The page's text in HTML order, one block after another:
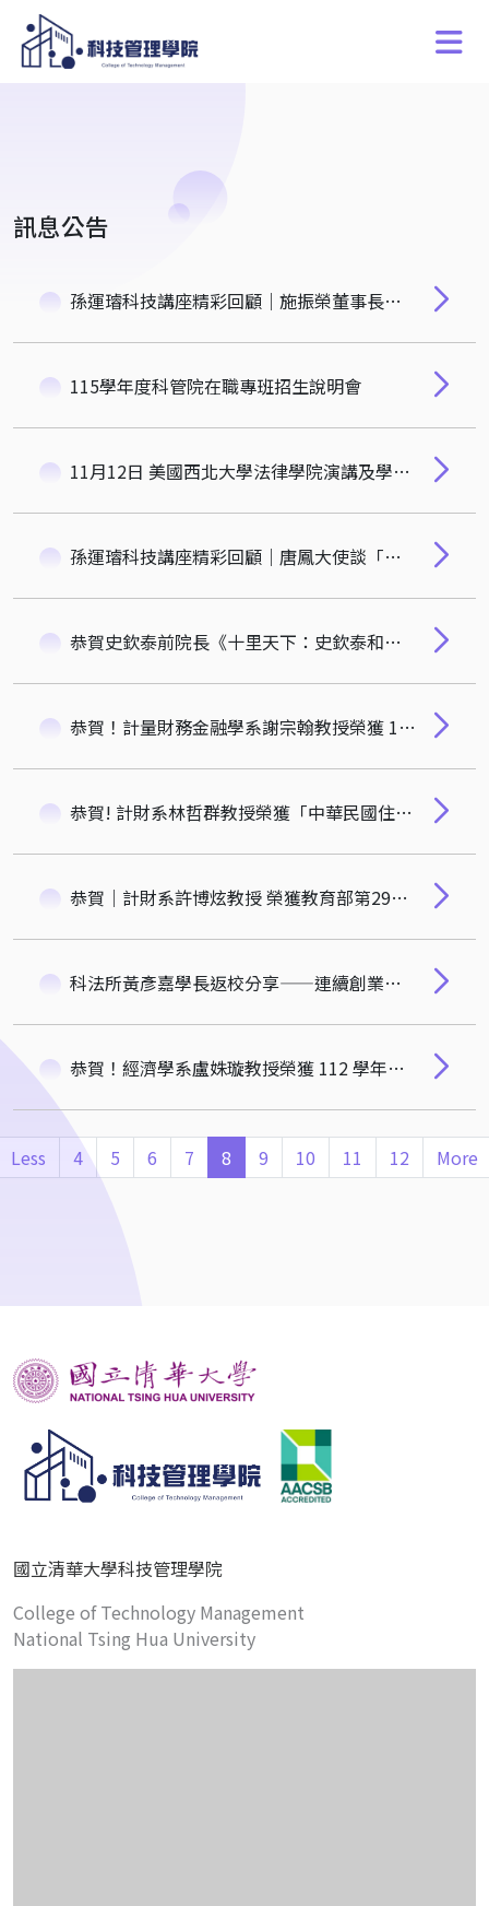
訊息公告
孫運璿科技講座精彩回顧｜施振榮董事長談王道領導與國際觀
115學年度科管院在職專班招生說明會
11月12日 美國西北大學法律學院演講及學程說明會
孫運璿科技講座精彩回顧｜唐鳳大使談「合作式 AI：化衝突為共創」
恭賀史欽泰前院長《十里天下：史欽泰和他的開創時代》新書發表
恭賀！計量財務金融學系謝宗翰教授榮獲 114 年度中華民國自動控制學會「青年自動控制工程獎」
恭賀! 計財系林哲群教授榮獲「中華民國住宅學會2025年度學術貢獻獎」
恭賀｜計財系許博炫教授 榮獲教育部第29屆「國家講座主持人」殊榮
科法所黃彥嘉學長返校分享——連續創業家的 AI 與新創挑戰
恭賀！經濟學系盧姝璇教授榮獲 112 學年度教育部「教學實踐研究績優計畫」
Less 4 5 6 7 8 9 10 11 12 More
國立清華大學科技管理學院
College of Technology Management
National Tsing Hua University